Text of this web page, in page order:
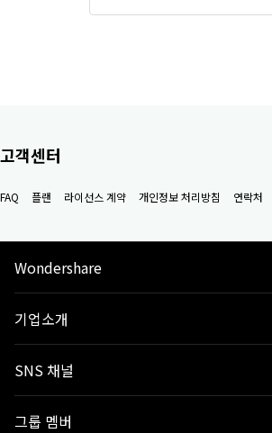
고객센터
FAQ 플랜 라이선스 계약 개인정보 처리방침 연락처
Wondershare
기업소개
SNS 채널
그룹 멤버